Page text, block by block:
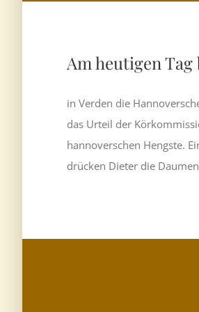
Am heutigen
in Verden die
das Urteil der
hannoverschen Hengste.
drücken Dieter die